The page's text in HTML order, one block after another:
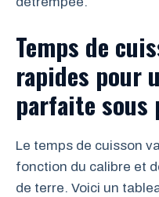
Temps de
rapides pour
parfaite sous
Le temps de cuisson
fonction du calibre et
de terre. Voici un